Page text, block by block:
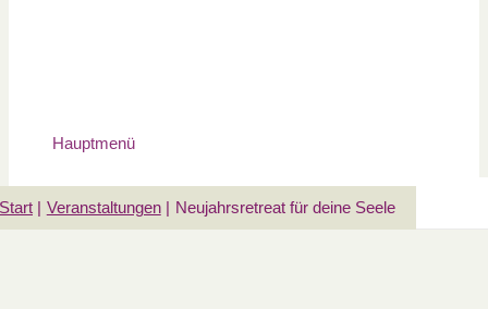
Hauptmenü
Start Veranstaltungen Neujahrsretreat für deine Seele